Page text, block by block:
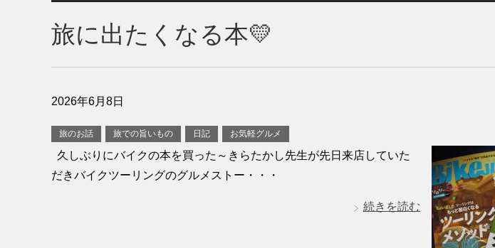
旅に出たくなる本💛
2026年6月8日
旅のお話 旅での旨いもの 日記 お気軽グルメ
久しぶりにバイクの本を買った～きらたかし先生が先日来店していた
だきバイクツーリングのグルメストー・・・
続きを読む